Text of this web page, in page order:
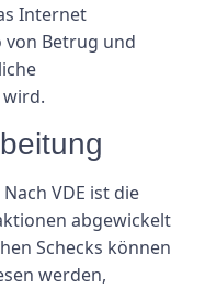
Internet
von Betrug und
Nach VDE ist die
abgewickelt
Schecks können
werden,